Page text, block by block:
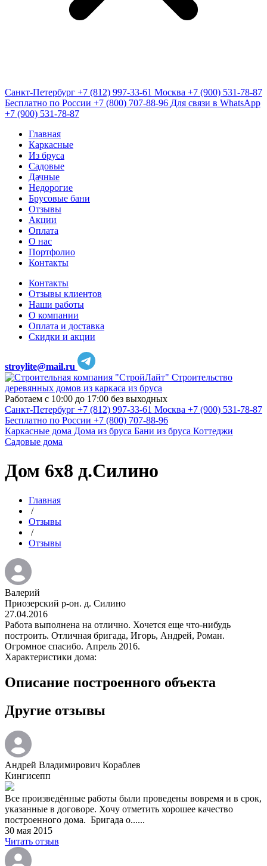
Санкт-Петербург +7 (812) 997-33-61 Москва +7 (900) 531-78-87
Бесплатно по России +7 (800) 707-88-96 Для связи в WhatsApp
+7 (900) 531-78-87
Главная
Каркасные
Из бруса
Садовые
Дачные
Недорогие
Брусовые бани
Отзывы
Акции
Оплата
О нас
Портфолио
Контакты
Контакты
Отзывы клиентов
Наши работы
О компании
Оплата и доставка
Скидки и акции
stroylite@mail.ru
Строительство
деревянных домов из каркаса из бруса
Работаем с 10:00 до 17:00 без выходных
Санкт-Петербург +7 (812) 997-33-61 Москва +7 (900) 531-78-87
Бесплатно по России +7 (800) 707-88-96
Каркасные дома Дома из бруса Бани из бруса Коттеджи
Садовые дома
Дом 6х8 д.Силино
Главная
/
Отзывы
/
Отзывы
Валерий
Приозерский р-он. д. Силино
27.04.2016
Работа выполнена на отлично. Хочется еще что-нибудь
построить. Отличная бригада, Игорь, Андрей, Роман.
Огромное спасибо. Апрель 2016.
Характеристики дома:
Описание построенного объекта
Другие отзывы
Андрей Владимирович Кораблев
Кингисепп
Все произведённые работы были проведены вовремя и в срок,
указанные в договоре. Хочу отметить хорошее качество
построенного дома. Бригада о......
30 мая 2015
Читать отзыв